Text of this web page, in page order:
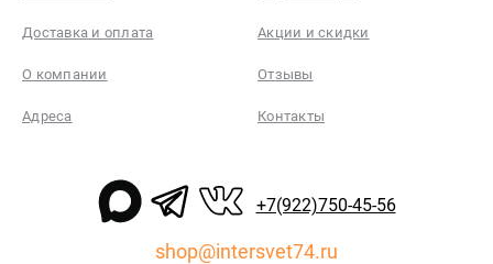
Доставка и оплата Акции и скидки
О компании Отзывы
Адреса Контакты
+7(922)750-45-56
shop@intersvet74.ru